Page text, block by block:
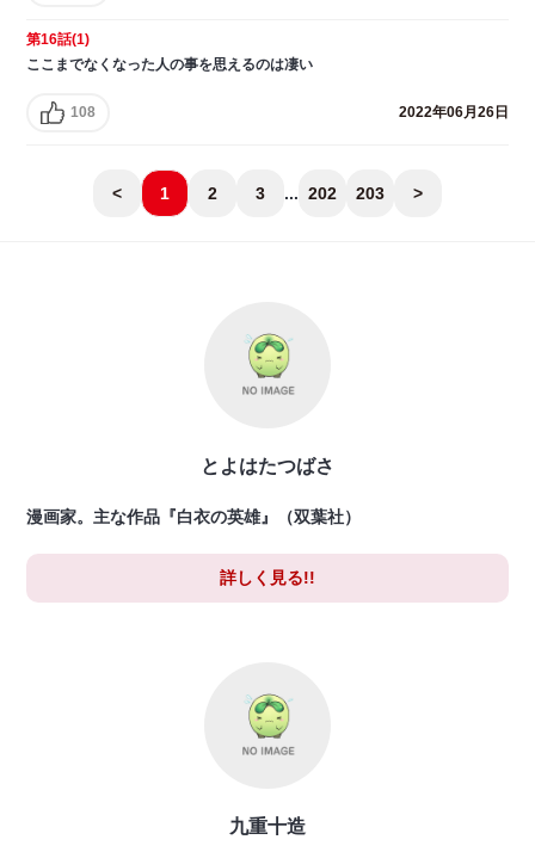
第16話(1)
ここまでなくなった人の事を思えるのは凄い
108 2022年06月26日
< 1 2 3 ... 202 203 >
とよはたつばさ
漫画家。主な作品『白衣の英雄』（双葉社）
詳しく見る!!
九重十造